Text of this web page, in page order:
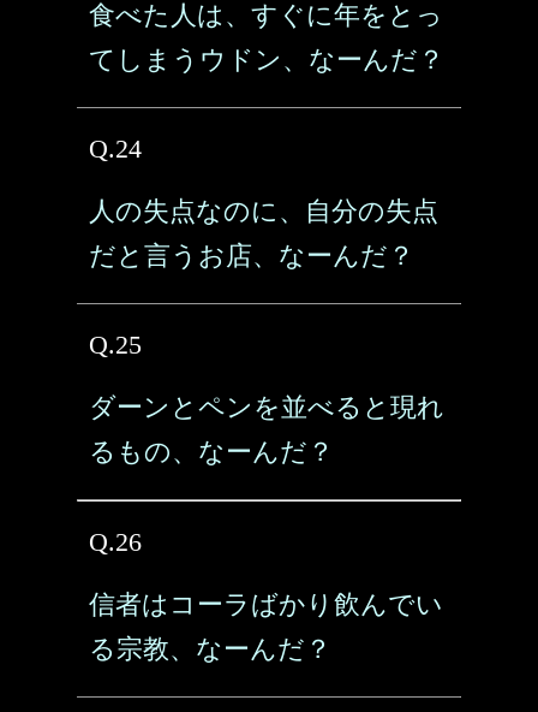
食べた人は、すぐに年をとっ
てしまうウドン、なーんだ？
Q.24
人の失点なのに、自分の失点
だと言うお店、なーんだ？
Q.25
ダーンとペンを並べると現れ
るもの、なーんだ？
Q.26
信者はコーラばかり飲んでい
る宗教、なーんだ？